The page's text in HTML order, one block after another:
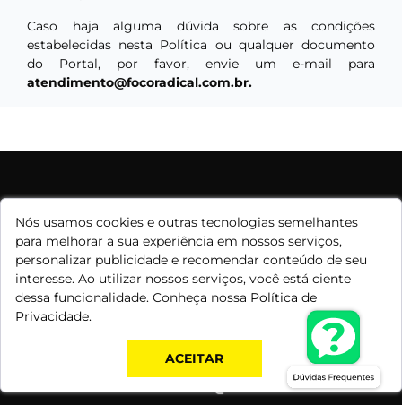
Caso haja alguma dúvida sobre as condições
estabelecidas nesta Política ou qualquer documento
do Portal, por favor, envie um e-mail para
atendimento@focoradical.com.br.
Entre em contato!
Whatsapp: (41) 99683-7100
E-mail: eder09.luiz@gmail.com
Loja por:
Nós usamos cookies e outras tecnologias semelhantes
para melhorar a sua experiência em nossos serviços,
personalizar publicidade e recomendar conteúdo de seu
interesse. Ao utilizar nossos serviços, você está ciente
dessa funcionalidade. Conheça nossa Política de
Privacidade.
ACEITAR